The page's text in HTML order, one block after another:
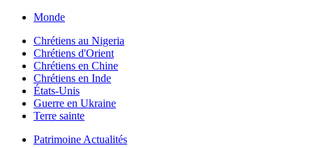
Monde
Chrétiens au Nigeria
Chrétiens d'Orient
Chrétiens en Chine
Chrétiens en Inde
États-Unis
Guerre en Ukraine
Terre sainte
Patrimoine Actualités